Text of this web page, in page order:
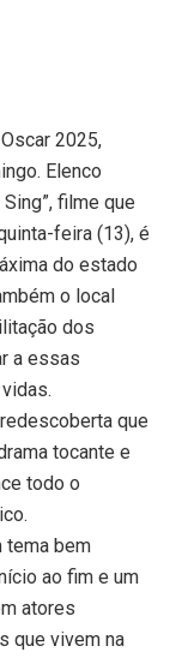
2025,
Elenco
filme que
feira (13), é
do estado
o local
dos
a essas
que
tocante e
todo o
tema bem
ao fim e um
atores
que vivem na